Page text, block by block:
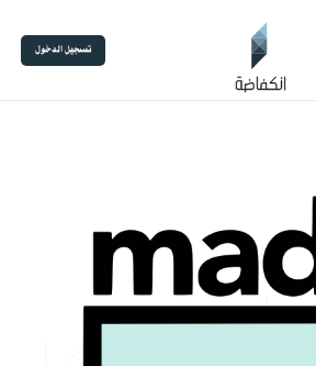
تسجيل الدخول